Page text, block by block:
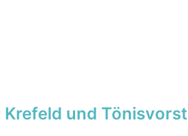
und Tönisvorst